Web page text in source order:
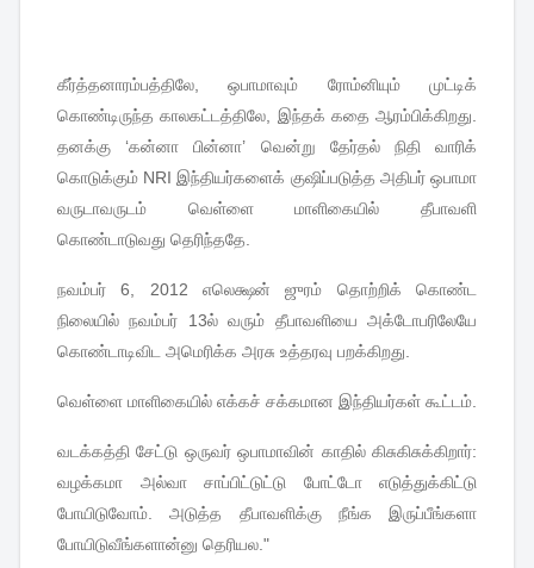
கீர்த்தனாரம்பத்திலே ,ஒபாமாவும் ரோம்னியும்
முட்டிக்
கொண்டிருந்த காலகட்டத்திலே இந்தக் கதை ஆரம்பிக்கிறது
தனக்கு ‘கன்னா பின்னா’ வென்று தேர்தல் நிதி
வாரிக்
கொடுக்கும் NRIஇந்தியர்களைக் குஷிப்படுத்த அதிபர் ஒபாமா
வருடாவருடம்
வெள்ளை மாளிகையில்
தீபாவளி
கொண்டாடுவது தெரிந்ததே
நவம்பர் 6, 2012 எலெக்ஷன் ஜுரம் தொற்றிக்
கொண்ட
நிலையில் நவம்பர் 13ல் வரும் தீபாவளியை அக்டோபரிலேயே
கொண்டாடிவிட
அமெரிக்க அரசு உத்தரவு பறக்கிறது
வெள்ளை மாளிகையில் எக்கச் சக்கமான இந்தியர்கள் கூட்டம்
வடக்கத்தி சேட்டு ஒருவர் ஒபாமாவின் காதில் கிசுகிசுக்கிறார்:
வழக்கமா
அல்வா சாப்பிட்டுட்டு போட்டோ
எடுத்துக்கிட்டு
போயிடுவோம் .அடுத்த தீபாவளிக்கு நீங்க
இருப்பீங்களா
போயிடுவீங்களான்னு தெரியல ."